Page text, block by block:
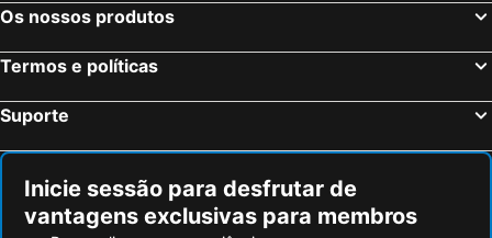
Os nossos produtos
Termos e políticas
Suporte
Inicie sessão para desfrutar de
vantagens exclusivas para membros